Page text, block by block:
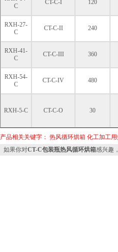
C
CT-C-I 120
RXH-27-
C
CT-C-II 240
RXH-41-
C
CT-C-III 360
RXH-54-
C
CT-C-IV 480
RXH-5-C CT-C-O 30
产品相关关键字： 热风循环烘箱 化工加工
如果你对CT-C包装瓶热风循环烘箱感兴趣